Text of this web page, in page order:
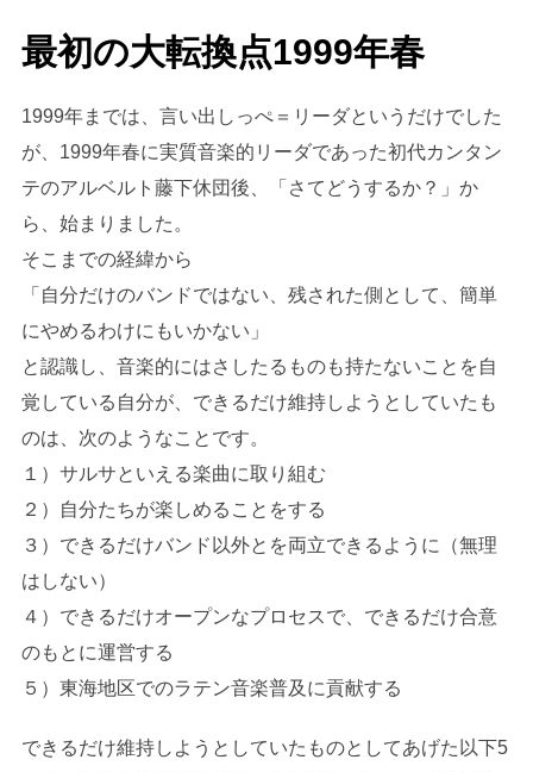
最初の大転換点1999年春
1999年までは、言い出しっぺ＝リーダというだけでした
が、1999年春に実質音楽的リーダであった初代カンタン
テのアルベルト藤下休団後、「さてどうするか？」か
ら、始まりました。
そこまでの経緯から
「自分だけのバンドではない、残された側として、簡単
にやめるわけにもいかない」
と認識し、音楽的にはさしたるものも持たないことを自
覚している自分が、できるだけ維持しようとしていたも
のは、次のようなことです。
１）サルサといえる楽曲に取り組む
２）自分たちが楽しめることをする
３）できるだけバンド以外とを両立できるように（無理
はしない）
４）できるだけオープンなプロセスで、できるだけ合意
のもとに運営する
５）東海地区でのラテン音楽普及に貢献する
できるだけ維持しようとしていたものとしてあげた以下5